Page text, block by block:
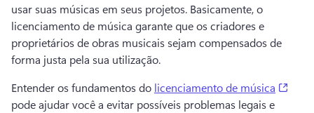
usar suas músicas em seus projetos. Basicamente, o
licenciamento de música garante que os criadores e
proprietários de obras musicais sejam compensados ​​de
forma justa pela sua utilização.
Entender os fundamentos do licenciamento de música
pode ajudar você a evitar possíveis problemas legais e